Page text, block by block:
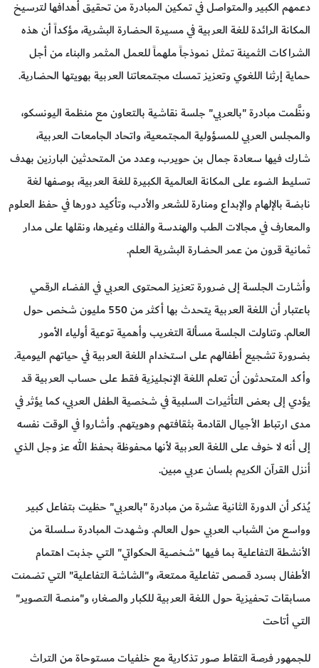
دعمهم الكبير والمتواصل في تمكين المبادرة من تحقيق أهدافها لترسيخ
المكانة الرائدة للغة العربية في مسيرة الحضارة البشرية، مؤكداً أن هذه
الشراكات الثمينة تمثل نموذجاً ملهماً للعمل المثمر والبناء من أجل
حماية إرثنا اللغوي وتعزيز تمسك مجتمعاتنا العربية بهويتها الحضارية.
ونظَّمت مبادرة "بالعربي" جلسة نقاشية بالتعاون مع منظمة اليونسكو،
والمجلس العربي للمسؤولية المجتمعية، واتحاد الجامعات العربية،
شارك فيها سعادة جمال بن حويرب، وعدد من المتحدثين البارزين بهدف
تسليط الضوء على المكانة العالمية الكبيرة للغة العربية، بوصفها لغة
نابضة بالإلهام والإبداع ومنارة للشعر والأدب، وتأكيد دورها في حفظ العلوم
والمعارف في مجالات الطب والهندسة والفلك وغيرها، ونقلها على مدار
ثمانية قرون من عمر الحضارة البشرية العلم.
وأشارت الجلسة إلى ضرورة تعزيز المحتوى العربي في الفضاء الرقمي
باعتبار أن اللغة العربية يتحدث بها أكثر من 550 مليون شخص حول
العالم. وتناولت الجلسة مسألة التغريب وأهمية توعية أولياء الأمور
بضرورة تشجيع أطفالهم على استخدام اللغة العربية في حياتهم اليومية.
وأكد المتحدثون أن تعلم اللغة الإنجليزية فقط على حساب العربية قد
يؤدي إلى بعض التأثيرات السلبية في شخصية الطفل العربي، كما يؤثر في
مدى ارتباط الأجيال القادمة بثقافتهم وهويتهم. وأشاروا في الوقت نفسه
إلى أنه لا خوف على اللغة العربية لأنها محفوظة بحفظ الله عز وجل الذي
أنزل القرآن الكريم بلسان عربي مبين.
يُذكر أن الدورة الثانية عشرة من مبادرة "بالعربي" حظيت بتفاعل كبير
وواسع من الشباب العربي حول العالم. وشهدت المبادرة سلسلة من
الأنشطة التفاعلية بما فيها "شخصية الحكواتي" التي جذبت اهتمام
الأطفال بسرد قصص تفاعلية ممتعة، و"الشاشة التفاعلية" التي تضمنت
مسابقات تحفيزية حول اللغة العربية للكبار والصغار، و"منصة التصوير"
التي أتاحت
للجمهور فرصة التقاط صور تذكارية مع خلفيات مستوحاة من التراث